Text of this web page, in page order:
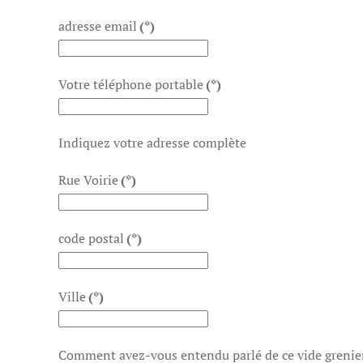
adresse email(*)
Votre téléphone portable(*)
Indiquez votre adresse complète
Rue Voirie(*)
code postal(*)
Ville(*)
Comment avez-vous entendu parlé de ce vide